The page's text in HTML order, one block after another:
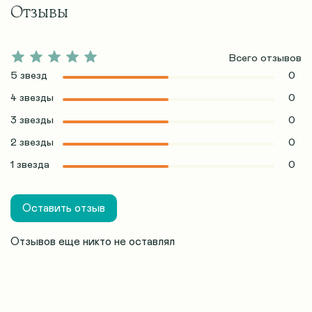
Отзывы
Отзывов еще никто не оставлял
Всего отзывов
5 звезд
0
4 звезды 0
3 звезды 0
2 звезды 0
1 звезда 0
Оставить отзыв